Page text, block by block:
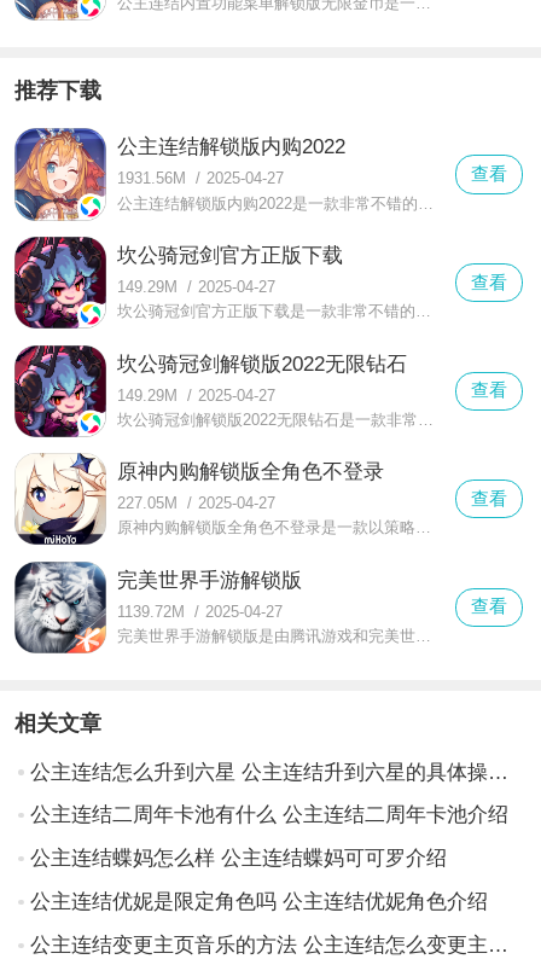
推荐下载
公主连结解锁版内购2022
1931.56M / 2025-04-27
查看
坎公骑冠剑官方正版下载
149.29M / 2025-04-27
坎公骑冠剑官方正版下载是一款非常不错的像素画风的趣味冒险rpg游戏，在这里你可以感受到更加全面的一场趣味的玩法，游戏中有着更好的扮演一名属于自己的骑士
查看
坎公骑冠剑解锁版2022无限钻石
149.29M / 2025-04-27
查看
原神内购解锁版全角色不登录
227.05M / 2025-04-27
原神内购解锁版全角色不登录是一款以策略冒险为主题玩法的RPG开放世界冒险游戏，在这里有着庞大的开放世界玩法啊，游戏中有着而更加趣味的体验
查看
完美世界手游解锁版
1139.72M / 2025-04-27
查看
相关文章
公主连结怎么升到六星 公主连结升到六星的具体操作方法
公主连结二周年卡池有什么 公主连结二周年卡池介绍
公主连结蝶妈怎么样 公主连结蝶妈可可罗介绍
公主连结优妮是限定角色吗 公主连结优妮角色介绍
公主连结变更主页音乐的方法 公主连结怎么变更主页的音乐